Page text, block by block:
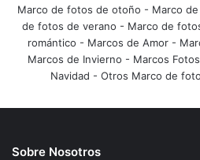
Marco de fotos de otoño - Marco
de fotos de verano - Marco de
romántico - Marcos de Amor -
Marcos de Invierno - Marcos
Navidad - Otros Marco de
Sobre Nosotros